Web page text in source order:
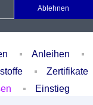
Watchlist Portfolio
Anleihen
Zertifikate
Einstieg
Ablehnen